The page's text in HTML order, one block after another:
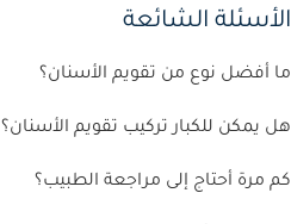
الأسئلة الشائعة
ما أفضل نوع من تقويم الأسنان؟
هل يمكن للكبار تركيب تقويم الأسنان؟
كم مرة أحتاج إلى مراجعة الطبيب؟